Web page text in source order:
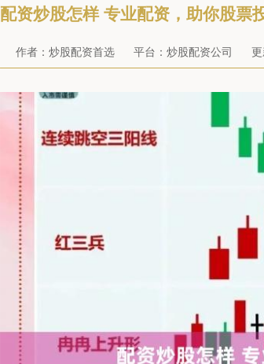
配资炒股怎样 专业配资，助你股票
作者：炒股配资首选 平台：炒股配资公司